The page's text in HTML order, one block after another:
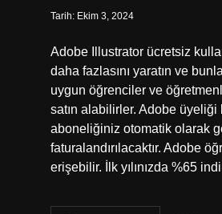
Tarih: Ekim 3, 2024
Adobe Illustrator ücretsiz
daha fazlasını yaratın ve
uygun öğrenciler ve
satın alabilirler. Adobe
aboneliğiniz otomatik olarak
faturalandırılacaktır. Adobe
erişebilir. İlk yılınızda %65